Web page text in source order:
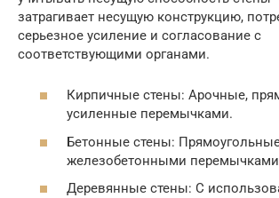
затрагивает несущую конструкцию,
серьезное усиление и согласование с
соответствующими органами.
Кирпичные стены: Арочные,
усиленные перемычками.
Бетонные стены:
железобетонными
Деревянные стены: С